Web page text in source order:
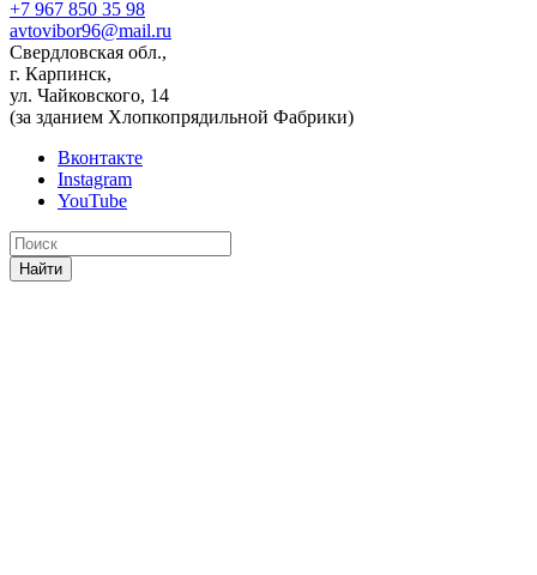
+7 967 850 35 98
avtovibor96@mail.ru
Свердловская обл.,
г. Карпинск,
ул. Чайковского, 14
(за зданием Хлопкопрядильной Фабрики)
Вконтакте
Instagram
YouTube
Найти